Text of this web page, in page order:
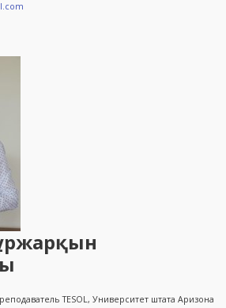
TESOL, Университет штата Аризона